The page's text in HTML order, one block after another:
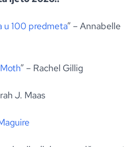
u 100 predmeta” – Annabelle
” – Rachel Gillig
J. Maas